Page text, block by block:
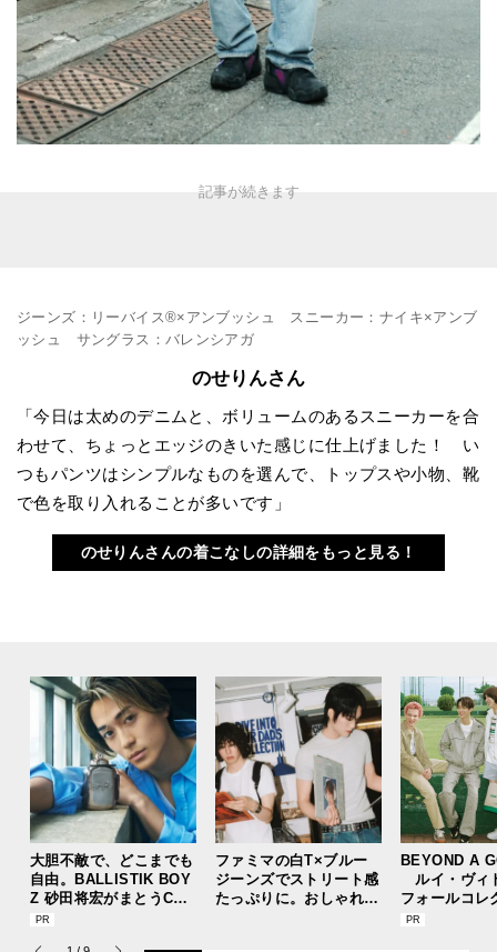
ジーンズ：リーバイス®×アンブッシュ スニーカー：ナイキ×アンブ
ッシュ サングラス：バレンシアガ
のせりんさん
「今日は太めのデニムと、ボリュームのあるスニーカーを合
わせて、ちょっとエッジのきいた感じに仕上げました！ い
つもパンツはシンプルなものを選んで、トップスや小物、靴
で色を取り入れることが多いです」
のせりんさんの着こなしの詳細をもっと見る！
大胆不敵で、どこまでも
自由。BALLISTIK BOY
Z 砂田将宏がまとうCOA
CHの新作フレグランス
ファミマの白T×ブルー
ジーンズでストリート感
たっぷりに。おしゃれな
BEYOND A
ルイ・ヴィ
フォールコレ
描くプレッピ